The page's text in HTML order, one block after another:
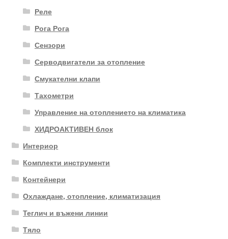
Реле
Рога Рога
Сензори
Серводвигатели за отопление
Смукателни клапи
Тахометри
Управление на отоплението на климатика
ХИДРОАКТИВЕН блок
Интериор
Комплекти инструменти
Контейнери
Охлаждане, отопление, климатизация
Теглич и въжени линии
Тяло